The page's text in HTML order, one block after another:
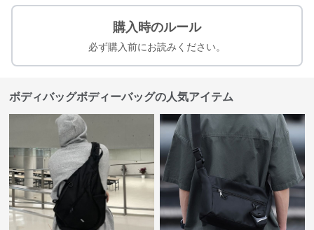
購入時のルール
必ず購入前にお読みください。
ボディバッグボディーバッグの人気アイテム